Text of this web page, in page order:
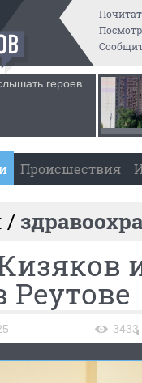
героев
Происшествия
/
Реутове
3433